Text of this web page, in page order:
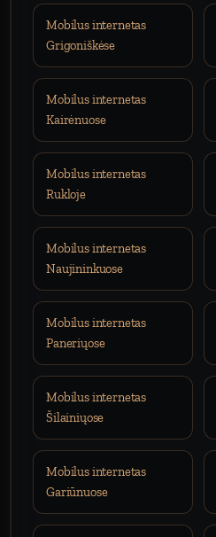
Mobilus internetas
Grigoniškėse
Mobilus internetas
Kairėnuose
Mobilus internetas
Rukloje
Mobilus internetas
Naujininkuose
Mobilus internetas
Paneriųose
Mobilus internetas
Šilainiųose
Mobilus internetas
Gariūnuose